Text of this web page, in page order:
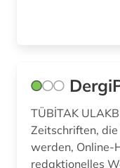
TÜBİTAK
Zeitschriften,
werden, Online-
redaktionelles